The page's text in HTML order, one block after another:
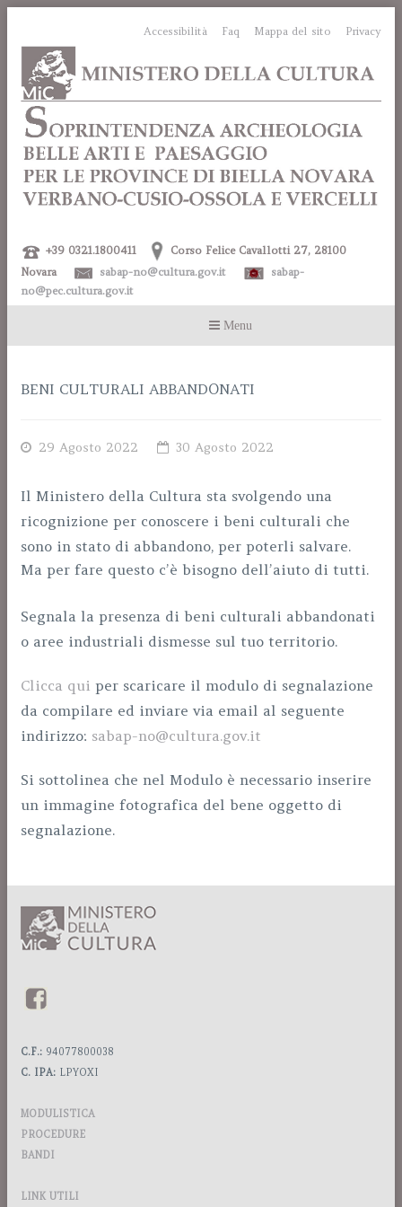
Accessibilità Faq Mappa del sito Privacy
+39 0321.1800411
Corso Felice Cavallotti 27, 28100
Novara
sabap-no@cultura.gov.it
sabap-
no@pec.cultura.gov.it
BENI CULTURALI ABBANDONATI
29 Agosto 2022 30 Agosto 2022
Il Ministero della Cultura sta svolgendo una
ricognizione per conoscere i beni culturali che
sono in stato di abbandono, per poterli salvare.
Ma per fare questo c’è bisogno dell’aiuto di tutti.
Segnala la presenza di beni culturali abbandonati
o aree industriali dismesse sul tuo territorio.
Clicca qui per scaricare il modulo di segnalazione
da compilare ed inviare via email al seguente
indirizzo: sabap-no@cultura.gov.it
Si sottolinea che nel Modulo è necessario inserire
un immagine fotografica del bene oggetto di
segnalazione.
C.F.: 94077800038
C. IPA: LPYOXI
MODULISTICA
PROCEDURE
BANDI
LINK UTILI